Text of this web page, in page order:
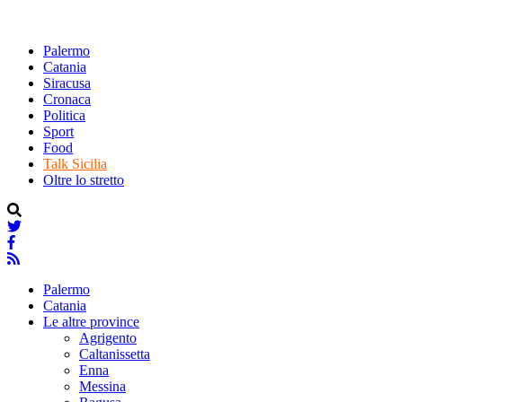
Palermo
Catania
Siracusa
Cronaca
Politica
Sport
Food
Talk Sicilia
Oltre lo stretto
Palermo
Catania
Le altre province
Agrigento
Caltanissetta
Enna
Messina